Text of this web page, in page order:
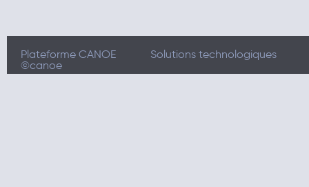
Plateforme CANOE
Solutions technologiques
©canoe